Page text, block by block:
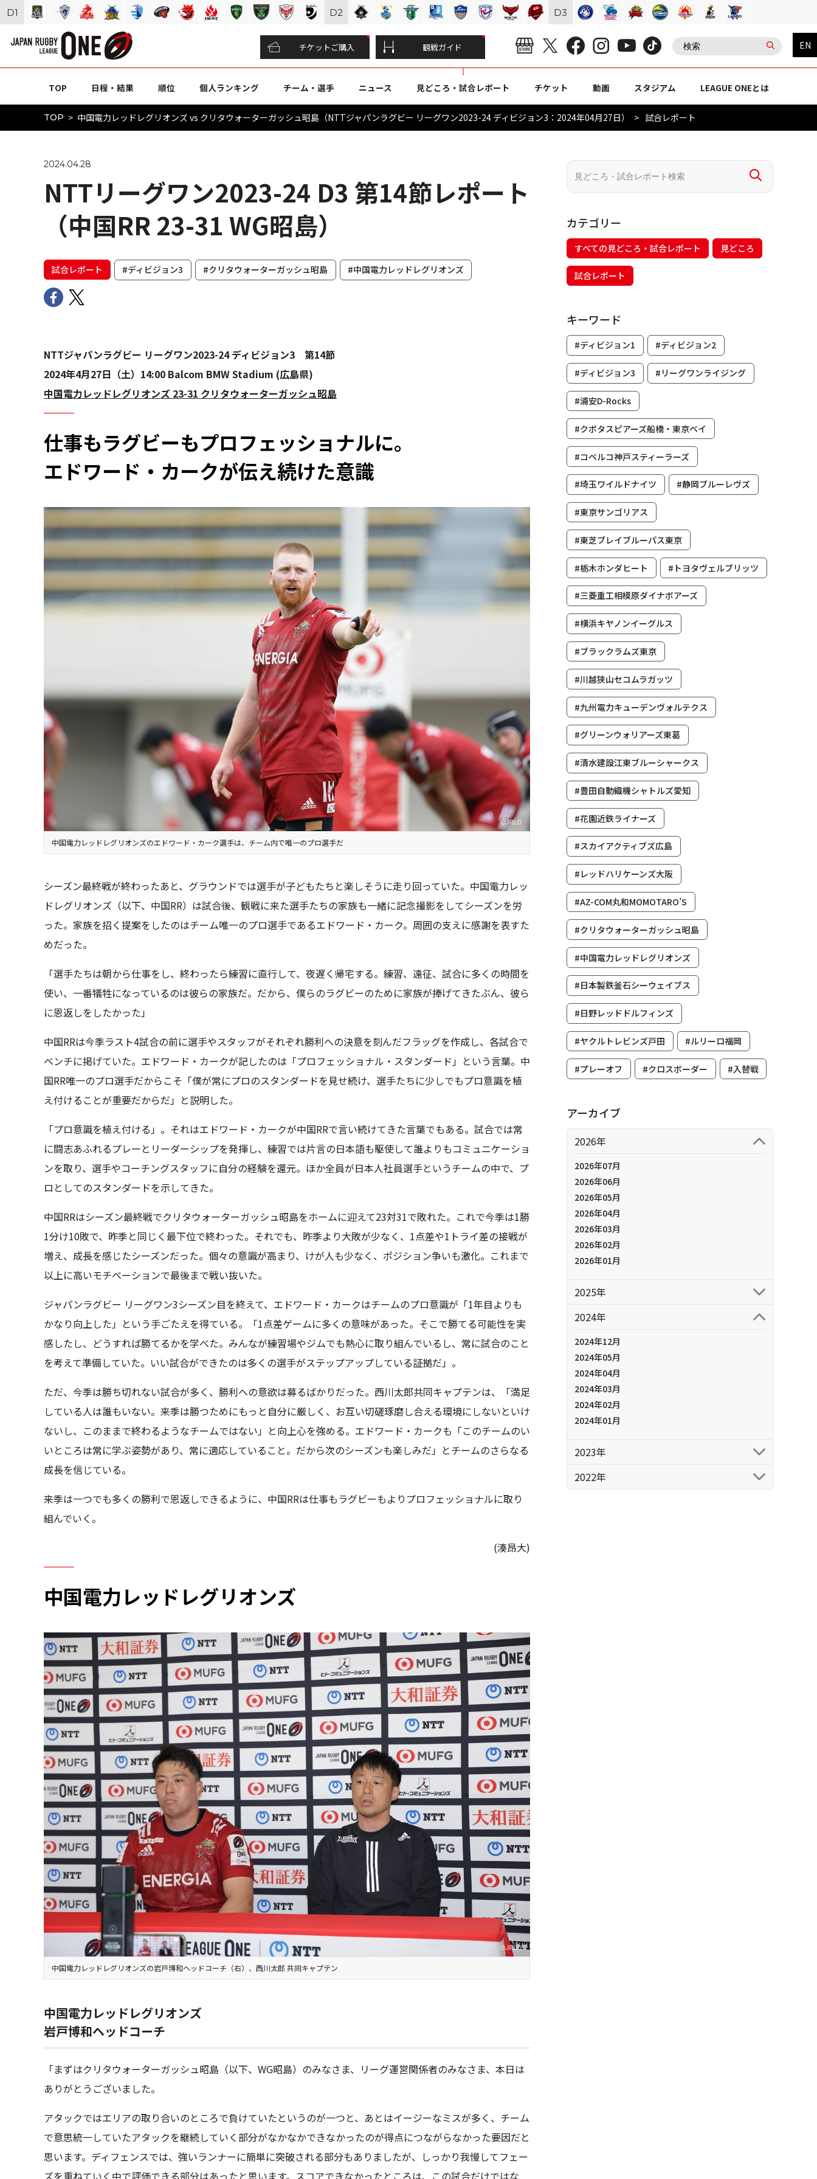
チケットご購入 観戦ガイド EN
TOP 日程・結果 順位 個人ランキング チーム・選手 ニュース 見どころ・試合レポート チケット 動画 スタジアム LEAGUE ONEとは
TOP 中国電力レッドレグリオンズ vs クリタウォーターガッシュ昭島（NTTジャパンラグビー リーグワン2023-24 ディビジョン3：2024年04月27日） 試合レポート
2024.04.28
NTTリーグワン2023-24 D3 第14節レポート
（中国RR 23-31 WG昭島）
試合レポート #ディビジョン3 #クリタウォーターガッシュ昭島 #中国電力レッドレグリオンズ
NTTジャパンラグビー リーグワン2023-24 ディビジョン3 第14節
2024年4月27日（土）14:00 Balcom BMW Stadium (広島県)
中国電力レッドレグリオンズ 23-31 クリタウォーターガッシュ昭島
仕事もラグビーもプロフェッショナルに。
エドワード・カークが伝え続けた意識
中国電力レッドレグリオンズのエドワード・カーク選手は、チーム内で唯一のプロ選手だ
シーズン最終戦が終わったあと、グラウンドでは選手が子どもたちと楽しそうに走り回っていた。中国電力レッ
ドレグリオンズ（以下、中国RR）は試合後、観戦に来た選手たちの家族も一緒に記念撮影をしてシーズンを労
った。家族を招く提案をしたのはチーム唯一のプロ選手であるエドワード・カーク。周囲の支えに感謝を表すた
めだった。
「選手たちは朝から仕事をし、終わったら練習に直行して、夜遅く帰宅する。練習、遠征、試合に多くの時間を
使い、一番犠牲になっているのは彼らの家族だ。だから、僕らのラグビーのために家族が捧げてきたぶん、彼ら
に恩返しをしたかった」
中国RRは今季ラスト4試合の前に選手やスタッフがそれぞれ勝利への決意を刻んだフラッグを作成し、各試合で
ベンチに掲げていた。エドワード・カークが記したのは「プロフェッショナル・スタンダード」という言葉。中
国RR唯一のプロ選手だからこそ「僕が常にプロのスタンダードを見せ続け、選手たちに少しでもプロ意識を植
え付けることが重要だからだ」と説明した。
「プロ意識を植え付ける」。それはエドワード・カークが中国RRで言い続けてきた言葉でもある。試合では常
に闘志あふれるプレーとリーダーシップを発揮し、練習では片言の日本語も駆使して誰よりもコミュニケーショ
ンを取り、選手やコーチングスタッフに自分の経験を還元。ほか全員が日本人社員選手というチームの中で、プ
ロとしてのスタンダードを示してきた。
中国RRはシーズン最終戦でクリタウォーターガッシュ昭島をホームに迎えて23対31で敗れた。これで今季は1勝
1分け10敗で、昨季と同じく最下位で終わった。それでも、昨季より大敗が少なく、1点差や1トライ差の接戦が
増え、成長を感じたシーズンだった。個々の意識が高まり、けが人も少なく、ポジション争いも激化。これまで
以上に高いモチベーションで最後まで戦い抜いた。
ジャパンラグビー リーグワン3シーズン目を終えて、エドワード・カークはチームのプロ意識が「1年目よりも
かなり向上した」という手ごたえを得ている。「1点差ゲームに多くの意味があった。そこで勝てる可能性を実
感したし、どうすれば勝てるかを学べた。みんなが練習場やジムでも熱心に取り組んでいるし、常に試合のこと
を考えて準備していた。いい試合ができたのは多くの選手がステップアップしている証拠だ」。
ただ、今季は勝ち切れない試合が多く、勝利への意欲は募るばかりだった。西川太郎共同キャプテンは、「満足
している人は誰もいない。来季は勝つためにもっと自分に厳しく、お互い切磋琢磨し合える環境にしないといけ
ないし、このままで終わるようなチームではない」と向上心を強める。エドワード・カークも「このチームのい
いところは常に学ぶ姿勢があり、常に適応していること。だから次のシーズンも楽しみだ」とチームのさらなる
成長を信じている。
来季は一つでも多くの勝利で恩返しできるように、中国RRは仕事もラグビーもよりプロフェッショナルに取り
組んでいく。
(湊昂大)
中国電力レッドレグリオンズ
中国電力レッドレグリオンズの岩戸博和ヘッドコーチ（右）、西川太郎 共同キャプテン
中国電力レッドレグリオンズ
岩戸博和ヘッドコーチ
「まずはクリタウォーターガッシュ昭島（以下、WG昭島）のみなさま、リーグ運営関係者のみなさま、本日は
ありがとうございました。
アタックではエリアの取り合いのところで負けていたというのが一つと、あとはイージーなミスが多く、チーム
で意思統一していたアタックを継続していく部分がなかなかできなかったのが得点につながらなかった要因だと
思います。ディフェンスでは、強いランナーに簡単に突破される部分もありましたが、しっかり我慢してフェー
ズを重ねていく中で評価できる部分はあったと思います。スコアできなかったところは、この試合だけではな
カテゴリー
すべての見どころ・試合レポート 見どころ
試合レポート
キーワード
#ディビジョン1 #ディビジョン2
#ディビジョン3 #リーグワンライジング
#浦安D-Rocks
#クボタスピアーズ船橋・東京ベイ
#コベルコ神戸スティーラーズ
#埼玉ワイルドナイツ #静岡ブルーレヴズ
#東京サンゴリアス
#東芝ブレイブルーパス東京
#栃木ホンダヒート #トヨタヴェルブリッツ
#三菱重工相模原ダイナボアーズ
#横浜キヤノンイーグルス
#ブラックラムズ東京
#川越狭山セコムラガッツ
#九州電力キューデンヴォルテクス
#グリーンウォリアーズ東葛
#清水建設江東ブルーシャークス
#豊田自動織機シャトルズ愛知
#花園近鉄ライナーズ
#スカイアクティブズ広島
#レッドハリケーンズ大阪
#AZ-COM丸和MOMOTARO’S
#クリタウォーターガッシュ昭島
#中国電力レッドレグリオンズ
#日本製鉄釜石シーウェイブス
#日野レッドドルフィンズ
#ヤクルトレビンズ戸田 #ルリーロ福岡
#プレーオフ #クロスボーダー #入替戦
アーカイブ
2026年
2026年07月
2026年06月
2026年05月
2026年04月
2026年03月
2026年02月
2026年01月
2025年
2024年
2024年12月
2024年05月
2024年04月
2024年03月
2024年02月
2024年01月
2023年
2022年
D1 D2 D3